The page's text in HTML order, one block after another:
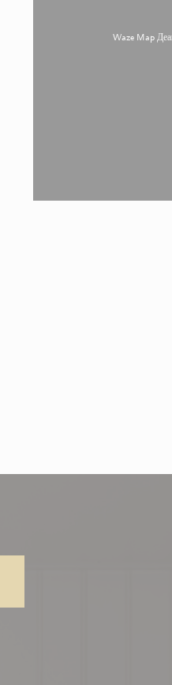
Waze Map